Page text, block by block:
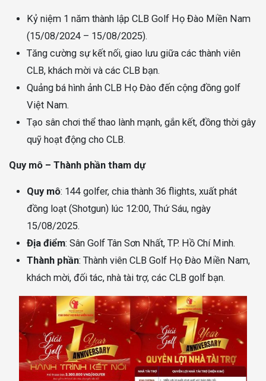
Kỷ niệm 1 năm thành lập CLB Golf Họ Đào Miền Nam
(15/08/2024 – 15/08/2025).
Tăng cường sự kết nối, giao lưu giữa các thành viên
CLB, khách mời và các CLB bạn.
Quảng bá hình ảnh CLB Họ Đào đến cộng đồng golf
Việt Nam.
Tạo sân chơi thể thao lành mạnh, gắn kết, đồng thời gây
quỹ hoạt động cho CLB.
Quy mô – Thành phần tham dự
Quy mô: 144 golfer, chia thành 36 flights, xuất phát
đồng loạt (Shotgun) lúc 12:00, Thứ Sáu, ngày
15/08/2025.
Địa điểm: Sân Golf Tân Sơn Nhất, TP. Hồ Chí Minh.
Thành phần: Thành viên CLB Golf Họ Đào Miền Nam,
khách mời, đối tác, nhà tài trợ, các CLB golf bạn.